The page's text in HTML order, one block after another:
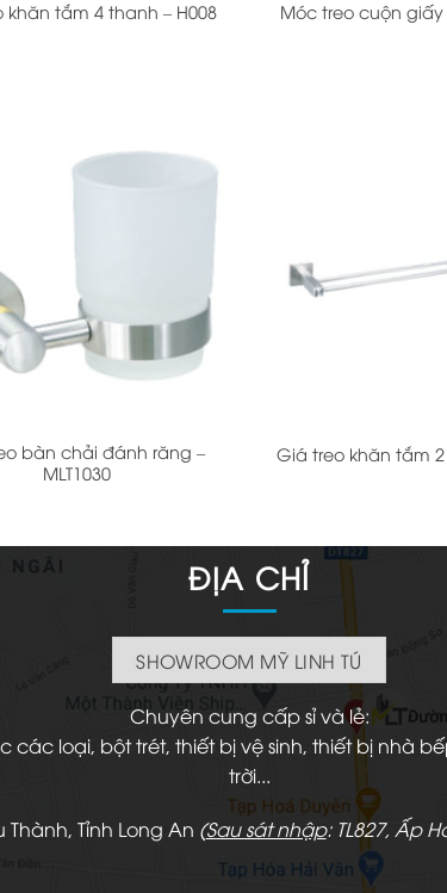
khăn tắm 4 thanh – H008 Móc treo cuộn giấy
bàn chải đánh răng –
MLT1030
Giá treo khăn tắm
ĐỊA CHỈ
SHOWROOM MỸ LINH TÚ
Chuyên cung cấp sỉ và lẻ:
loại, bột trét, thiết bị vệ sinh, thiết bị nhà
trời...
Tỉnh Long An (Sau sát nhập: TL827, Ấp